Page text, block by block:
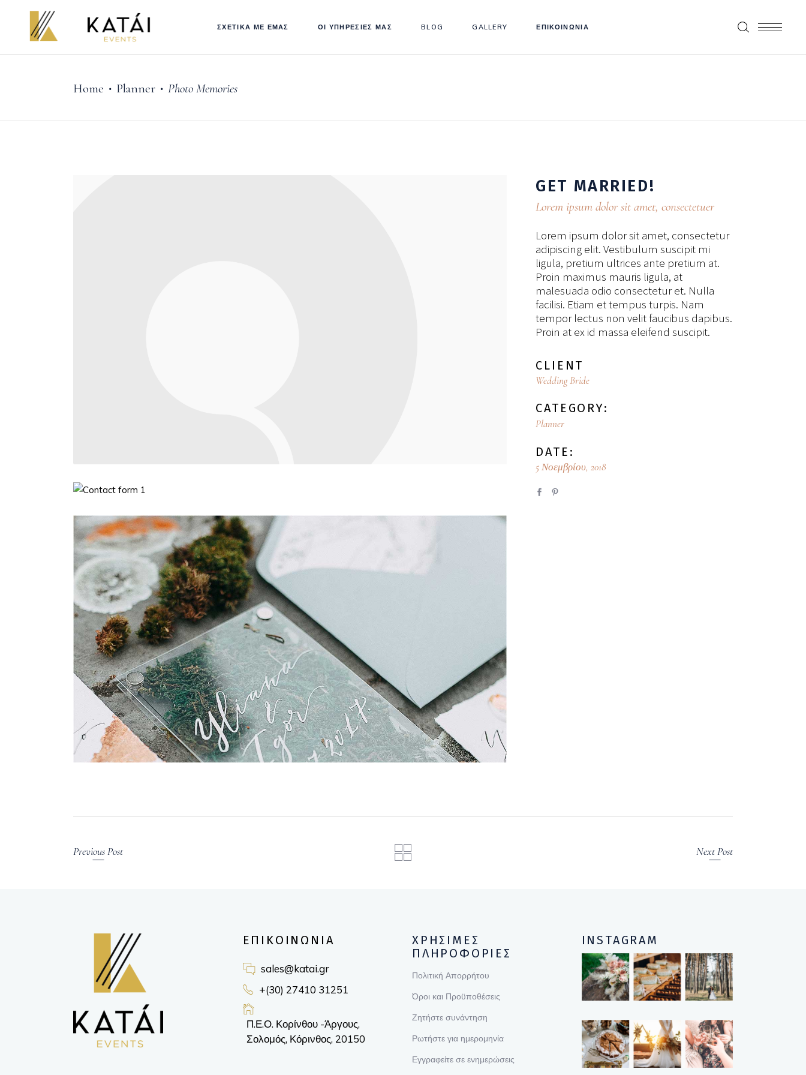
ΣΧΕΤΙΚΑ ΜΕ ΕΜΑΣ ΟΙ ΥΠΗΡΕΣΙΕΣ ΜΑΣ BLOG GALLERY ΕΠΙΚΟΙΝΩΝΙΑ
Home • Planner • Photo Memories
GET MARRIED!
Lorem ipsum dolor sit amet, consectetuer
Lorem ipsum dolor sit amet, consectetur
adipiscing elit. Vestibulum suscipit mi
ligula, pretium ultrices ante pretium at.
Proin maximus mauris ligula, at
malesuada odio consectetur et. Nulla
facilisi. Etiam et tempus turpis. Nam
tempor lectus non velit faucibus dapibus.
Proin at ex id massa eleifend suscipit.
CLIENT
Wedding Bride
CATEGORY:
Planner
DATE:
5 Νοεμβρίου, 2018
Previous Post Next Post
ΕΠΙΚΟΙΝΩΝΙΑ
sales@katai.gr
+(30) 27410 31251
Π.Ε.Ο. Κορίνθου -Άργους,
Σολομός, Κόρινθος, 20150
ΧΡΗΣΙΜΕΣ
ΠΛΗΡΟΦΟΡΙΕΣ
Πολιτική Απορρήτου
Όροι και Προϋποθέσεις
Ζητήστε συνάντηση
Ρωτήστε για ημερομηνία
Εγγραφείτε σε ενημερώσεις
INSTAGRAM